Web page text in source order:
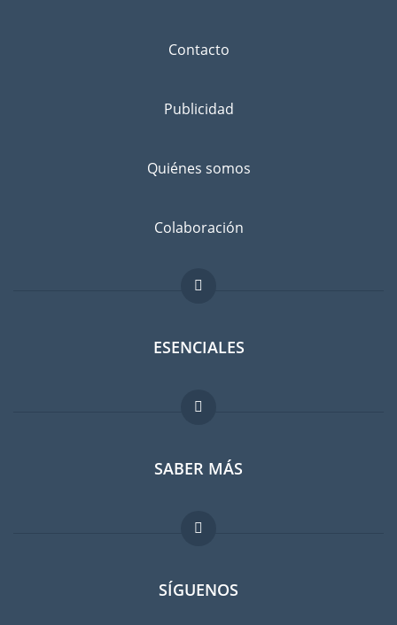
Contacto
Publicidad
Quiénes somos
Colaboración
ESENCIALES
Foro para expatriados
Guia para expatriados
Trabajos en el extranjero
SABER MÁS
FAQ
SÍGUENOS